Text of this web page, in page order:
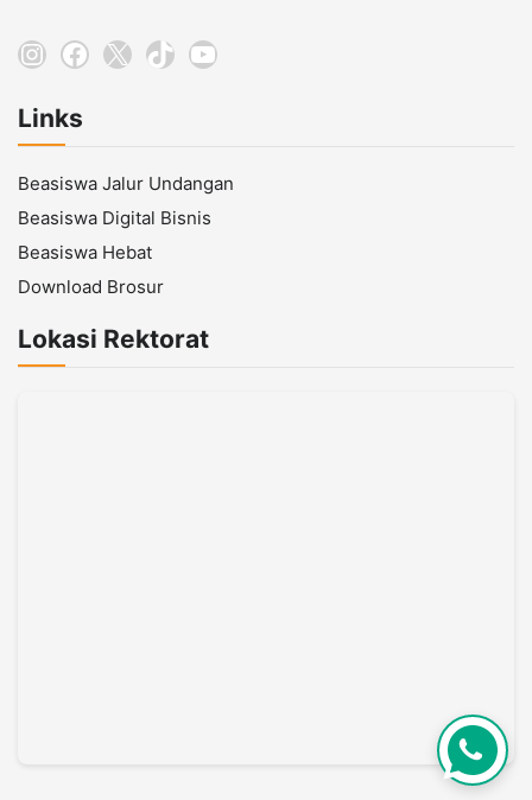
Instagram
Facebook
X TikTokYouTube
Links
Beasiswa Jalur Undangan
Beasiswa Digital Bisnis
Beasiswa Hebat
Download Brosur
Lokasi Rektorat